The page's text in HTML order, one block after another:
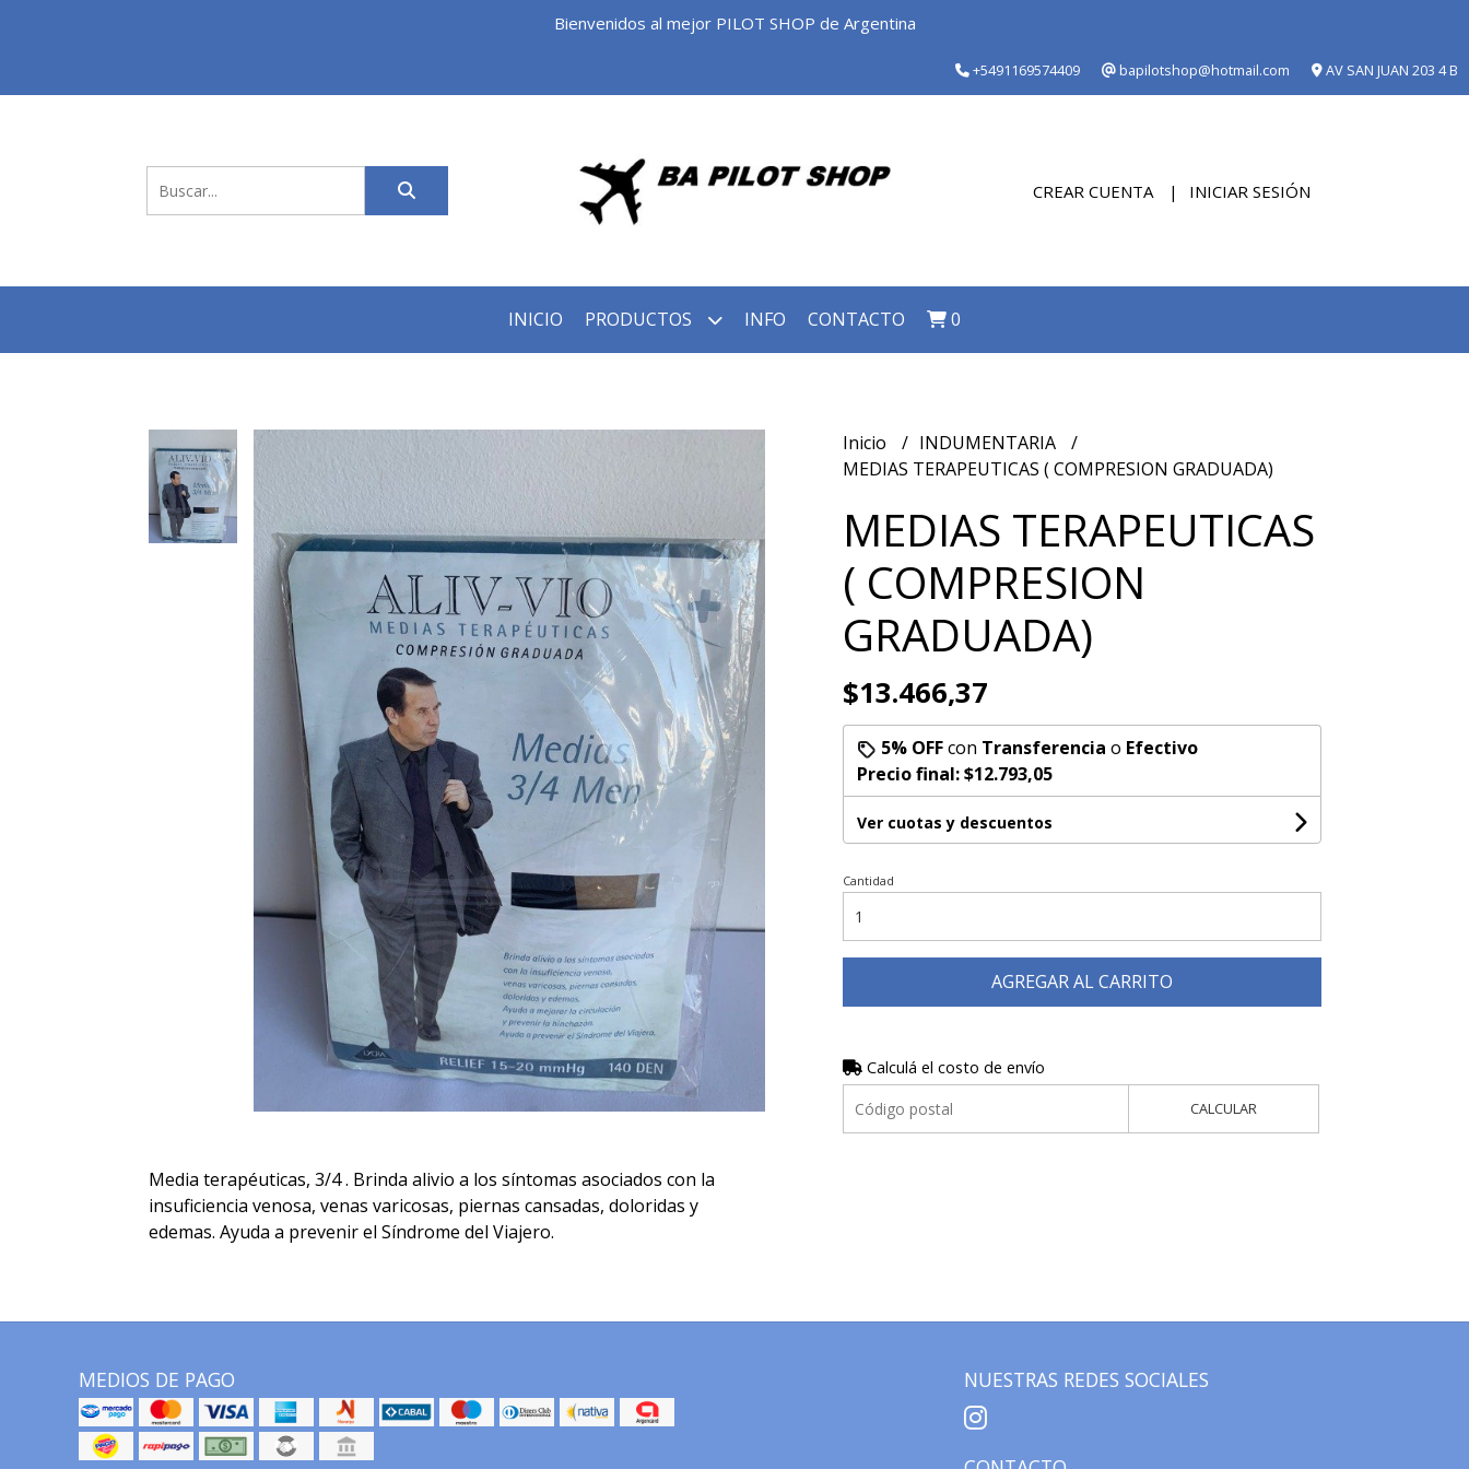
Bienvenidos al mejor PILOT SHOP de Argentina
+5491169574409 bapilotshop@hotmail.com AV SAN JUAN 203 4 B
CREAR CUENTA INICIAR SESIÓN
INICIO PRODUCTOS INFO CONTACTO 0
Media terapéuticas, 3/4 . Brinda alivio a los síntomas asociados con la
insuficiencia venosa, venas varicosas, piernas cansadas, doloridas y
edemas. Ayuda a prevenir el Síndrome del Viajero.
Inicio
INDUMENTARIA
MEDIAS TERAPEUTICAS ( COMPRESION GRADUADA)
MEDIAS TERAPEUTICAS
( COMPRESION
GRADUADA)
$13.466,37
5% OFFcon Transferencia o Efectivo
Precio final:$12.793,05
Ver cuotas y descuentos
Cantidad
AGREGAR AL CARRITO
Calculá el costo de envío
CALCULAR
MEDIOS DE PAGO NUESTRAS REDES SOCIALES